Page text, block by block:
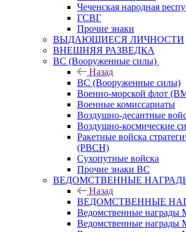
Чеченская народная
ГСВГ
Прочие знаки
ВЫДАЮЩИЕСЯ ЛИЧНОСТИ
ВНЕШНЯЯ РАЗВЕДКА
ВС (Вооруженные силы)
Назад
ВС (Вооруженные силы)
Военно-морской флот
Военные комиссариаты
Воздушно-десантные
Воздушно-космические
Ракетные войска
(РВСН)
Сухопутные войска
Прочие знаки ВС
ВЕДОМСТВЕННЫЕ
Назад
ВЕДОМСТВЕННЫЕ
Ведомственные
Ведомственные награды